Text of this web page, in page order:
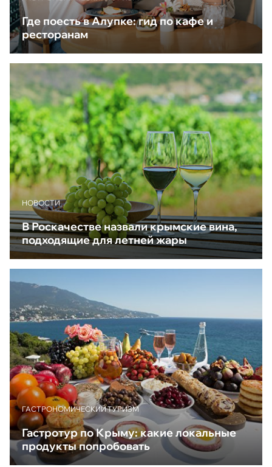
Где поесть в Алупке: гид по кафе и
ресторанам
НОВОСТИ
В Роскачестве назвали крымские вина,
подходящие для летней жары
ГАСТРОНОМИЧЕСКИЙ ТУРИЗМ
Гастротур по Крыму: какие локальные
продукты попробовать